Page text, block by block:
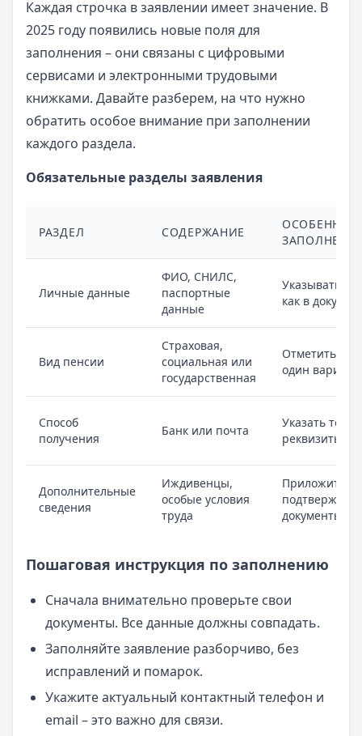
Каждая строчка в заявлении имеет значение. В
2025 году появились новые поля для
заполнения – они связаны с цифровыми
сервисами и электронными трудовыми
книжками. Давайте разберем, на что нужно
обратить особое внимание при заполнении
каждого раздела.
Обязательные разделы заявления
РАЗДЕЛ СОДЕРЖАНИЕ
Личные данные
ФИО, СНИЛС,
паспортные
данные
Указывать
как в
Вид пенсии
Страховая,
социальная или
государственная
Отметить
один вариант
Способ
получения
Банк или почта
Указать
реквизиты
Дополнительные
сведения
Иждивенцы,
особые условия
труда
Приложить
документы
Пошаговая инструкция по заполнению
Сначала внимательно проверьте свои
документы. Все данные должны совпадать.
Заполняйте заявление разборчиво, без
исправлений и помарок.
Укажите актуальный контактный телефон и
email – это важно для связи.